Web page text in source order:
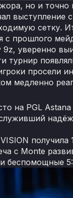
но и
выступление
сетку.
с прошлого
уверенно
просели
медленно
на PGL
получила
с Monte
беспомощные